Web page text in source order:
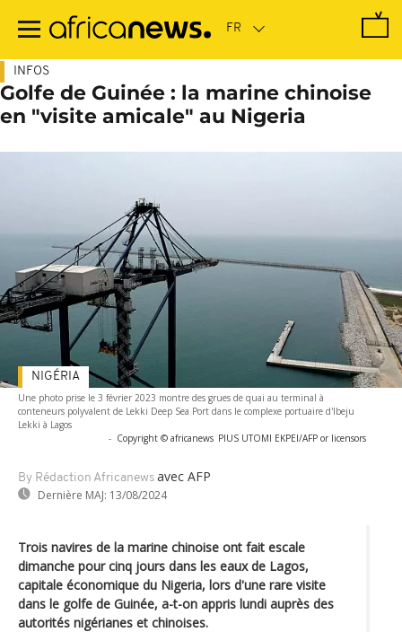
contenu
INFOS
Golfe de Guinée : la marine chinoise
en "visite amicale" au Nigeria
Une photo prise le 3 février 2023 montre des grues de quai au terminal à
conteneurs polyvalent de Lekki Deep Sea Port dans le complexe portuaire d'Ibeju
Lekki à Lagos
- Copyright © africanews PIUS UTOMI EKPEI/AFP or licensors
By Rédaction Africanews avec AFP
Dernière MAJ: 13/08/2024
NIGÉRIA
Trois navires de la marine chinoise ont fait escale
dimanche pour cinq jours dans les eaux de Lagos,
capitale économique du Nigeria, lors d'une rare visite
dans le golfe de Guinée, a-t-on appris lundi auprès des
autorités nigérianes et chinoises.